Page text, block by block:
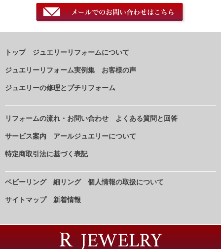
トップ ジュエリーリフォームについて
ジュエリーリフォーム実例集 お客様の声
ジュエリーの修理とプチリフォーム
リフォームの流れ・お問い合わせ よくある質問と回答
サービス案内 アールジュエリーについて
特定商取引法に基づく表記
ベビーリング 細リング 個人情報の取扱について
サイトマップ 新着情報